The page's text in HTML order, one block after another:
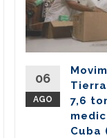
06
AGO
7,6
Cuba